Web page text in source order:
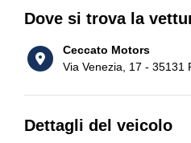
Dove si trova la
Ceccato Motors
Via Venezia, 17 - 35131
Dettagli del veicolo